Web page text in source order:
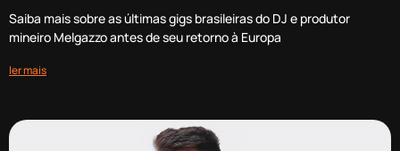
Saiba mais sobre as últimas gigs brasileiras do DJ e produtor
mineiro Melgazzo antes de seu retorno à Europa
ler mais